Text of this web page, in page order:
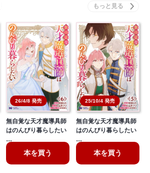
26/4/8 発売
無自覚な天才魔導具師
はのんびり暮らしたい
…
本を買う
25/10/4 発売
無自覚な天才魔導具師
はのんびり暮らしたい
…
本を買う